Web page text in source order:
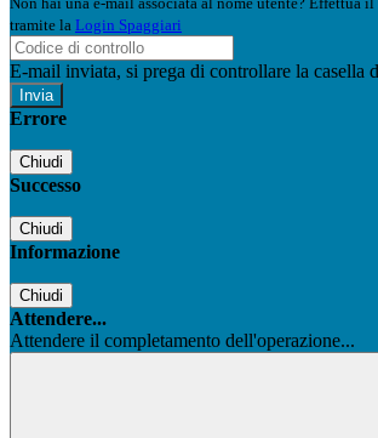
tramite la Login Spaggiari
E-mail inviata, si prega di controllare la casella
Errore
Chiudi
Successo
Chiudi
Informazione
Chiudi
Attendere...
Attendere il completamento dell'operazione...